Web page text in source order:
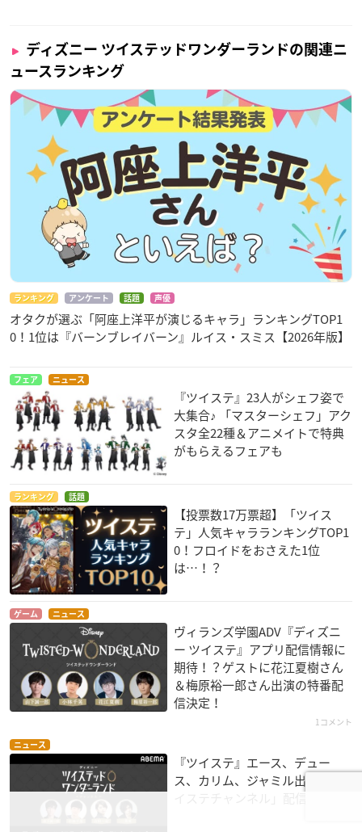
ディズニー ツイステッドワンダーランドの関連ニ
ュースランキング
ランキング アンケート 話題 声優
オタクが選ぶ「阿座上洋平が演じるキャラ」ランキングTOP1
0！1位は『バーンブレイバーン』ルイス・スミス【2026年版】
フェア ニュース
『ツイステ』23人がシェフ姿で
大集合♪ 「マスターシェフ」アク
スタ全22種＆アニメイトで特典
がもらえるフェアも
ランキング 話題
【投票数17万票超】「ツイス
テ」人気キャラランキングTOP1
0！フロイドをおさえた1位
は…！？
ゲーム ニュース
ヴィランズ学園ADV『ディズニ
ー ツイステ』アプリ配信情報に
期待！？ゲストに花江夏樹さん
＆梅原裕一郎さん出演の特番配
信決定！
1コメント
ニュース
『ツイステ』エース、デュー
ス、カリム、ジャミル出演「ツ